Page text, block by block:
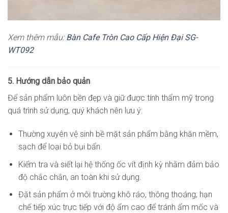
Xem thêm mẫu: Bàn Cafe Tròn Cao Cấp Hiện Đại SG-
WT092
5. Hướng dẫn bảo quản
Để sản phẩm luôn bền đẹp và giữ được tính thẩm mỹ trong
quá trình sử dụng, quý khách nên lưu ý:
Thường xuyên vệ sinh bề mặt sản phẩm bằng khăn mềm,
sạch để loại bỏ bụi bẩn.
Kiểm tra và siết lại hệ thống ốc vít định kỳ nhằm đảm bảo
độ chắc chắn, an toàn khi sử dụng.
Đặt sản phẩm ở môi trường khô ráo, thông thoáng; hạn
chế tiếp xúc trực tiếp với độ ẩm cao để tránh ẩm mốc và